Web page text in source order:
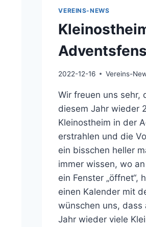
VEREINS-NEWS
2022-12-16 Vereins-
Wir freuen uns sehr,
diesem Jahr wieder
Kleinostheim in der
erstrahlen und die
ein bisschen heller
immer wissen, wo
ein Fenster „öffnet“,
einen Kalender mit
wünschen uns, dass
Jahr wieder viele